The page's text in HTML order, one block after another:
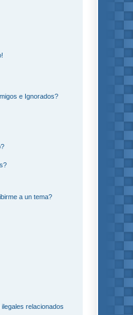
e Ignorados?
a un tema?
relacionados